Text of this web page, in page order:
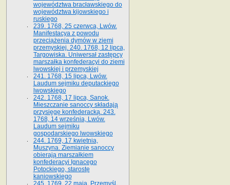
województwa bracławskiego do
wo­jewództwa kijowskiego i
ruskiego
239. 1768, 25 czerwca, Lwów.
Manifestacya z powodu
przeciążenia dymów w ziemi
przemyskiej. 240. 1768, 12 lipca,
Targowiska. Uniwersał zastępcy
marszałka konfederacyi do ziemi
lwowskiej i przemyskiej
241. 1768, 15 lipca, Lwów.
Laudum sejmiku deputackiego
lwowskiego
242. 1768, 17 lipca, Sanok.
Mieszczanie sanoccy składają
przysięgę konfederacką. 243.
1768, 14 września, Lwów.
Laudum sejmiku
gospodarskiego lwowskiego
244. 1769, 17 kwietnia,
Muszyna. Ziemianie sanoccy
obierają marszałkiem
konfederacyi Ignacego
Potockiego, starostę
kaniowskiego
245. 1769, 22 maja, Przemyśl.